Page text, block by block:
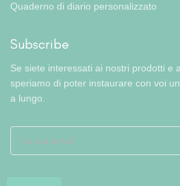
Quaderno di diario personalizzato
Subscribe
Se siete interessati ai nostri prodotti e
speriamo di poter instaurare con voi
a lungo.